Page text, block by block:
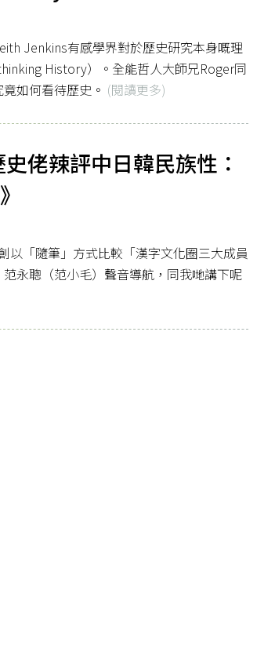
Jenkins有感學界對於歷史研究本身嘅理
History）。全能哲人大師兄Roger同
如何看待歷史。 (閱讀更多)
佬辣評中日韓民族性：
以「隨筆」方式比較「漢字文化圈三大成員
永聰（范小毛）聲音導航，同我哋講下呢